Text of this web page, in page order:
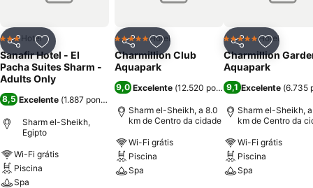
PartilharAdicionar aos favoritos
3 Estrelas
Hotel
Sanafir Hotel - El
Pacha Suites Sharm -
Adults Only
8,5 Excelente (1.887 pontuações
Sharm el-Sheikh,
Egipto
Wi-Fi grátis
Piscina
Spa
PartilharAdicionar aos favoritos
5 EstrelasHotel
Charmillion Club
Aquapark
9,0 Excelente (12.520 pontuações)
Sharm el-Sheikh, a 8.0
km de Centro da cidade
Wi-Fi grátis
Piscina
Spa
Partilhar
5 EstrelasHotel
Charmillion
Aquapark
9,1 Excelente (6.735
Sharm el-Sheikh, a
km de Centro da
Wi-Fi grátis
Piscina
Spa